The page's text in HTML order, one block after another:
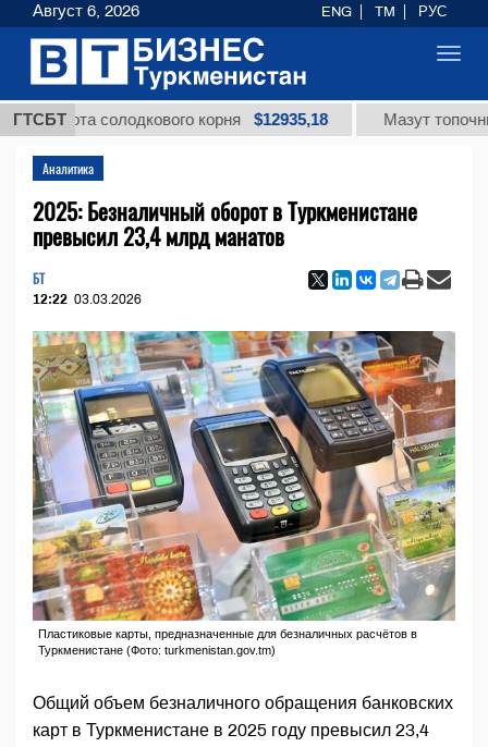
ГТСБТсолодкового корня $12935,18 Мазут топочный
Аналитика
2025: Безналичный оборот в Туркменистане
превысил 23,4 млрд манатов
БТ
12:22 03.03.2026
Пластиковые карты, предназначенные для безналичных расчётов в
Туркменистане (Фото: turkmenistan.gov.tm)
Общий объем безналичного обращения банковских
карт в Туркменистане в 2025 году превысил 23,4
Август 6, 2026 ENG TM РУС